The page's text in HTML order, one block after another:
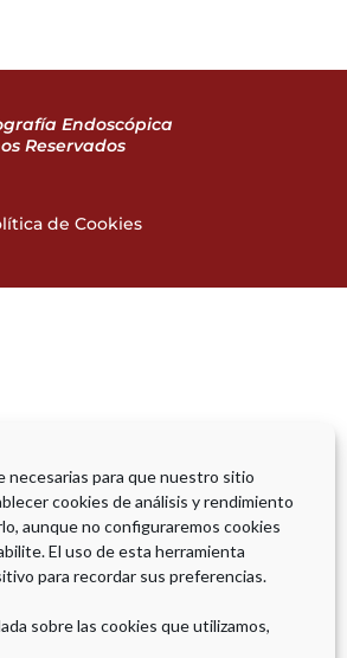
para que nuestro sitio
cookies de análisis y rendimiento
aunque no configuraremos cookies
El uso de esta herramienta
para recordar sus preferencias.
sobre las cookies que utilizamos,
Endoscópica
Reservados
de Cookies